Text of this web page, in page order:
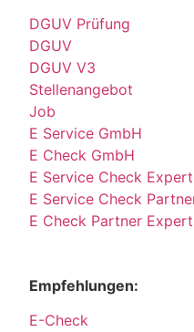
DGUV Prüfung
DGUV
DGUV V3
Stellenangebot
Job
E Service GmbH
E Check GmbH
E Service Check Expert
E Service Check
E Check Partner Expert
Empfehlungen:
E-Check